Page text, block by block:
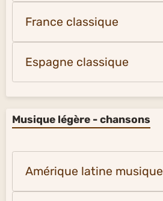
France classique
Espagne classique
Musique légère - chansons
Amérique latine musique